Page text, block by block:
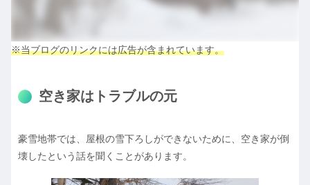
※当ブログのリンクには広告が含まれています。
空き家はトラブルの元
豪雪地帯では、屋根の雪下ろしができないために、空き家が倒
壊したという話を聞くことがあります。